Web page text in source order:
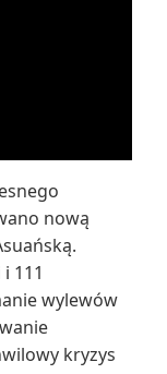
nową
111
wylewów
kryzys